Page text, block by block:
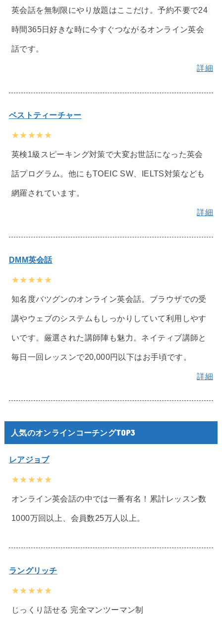
英会話を無制限にやり放題はここだけ。予約不要で24
時間365日好きな時に今すぐつながるオンライン英会
話です。
詳細
ベストティーチャー
★★★★★
英検1級スピーキング対策で大変お世話になった英会
話プログラム。他にもTOEIC SW、IELTS対策なども
網羅されています。
詳細
DMM英会話
★★★★★
知名度バツグンのオンライン英会話。ブラウザでの受
講やウェブのシステムもしっかりしていて利用しやす
いです。厳選された講師陣も魅力。ネイティブ講師と
毎日一回レッスンで20,000円以下はお手頃です。
詳細
人気のオンラインコーチングTOP3
レアジョブ
★★★★★
オンライン英会話の中では一番有名！累計レッスン数
1000万回以上、会員数25万人以上。
ラングリッチ
★★★★★
じっくり話せる 完全マンツーマン制